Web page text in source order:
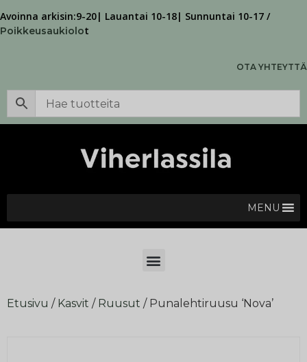
Avoinna arkisin:9-20| Lauantai 10-18| Sunnuntai 10-17 /
Poikkeusaukiolot
OTA YHTEYTTÄ
MENU
Etusivu / Kasvit / Ruusut / Punalehtiruusu ‘Nova’